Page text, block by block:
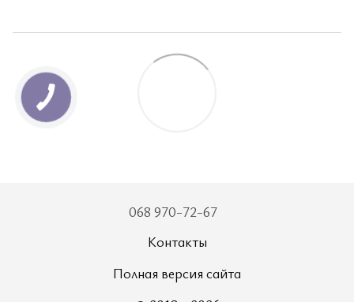
068 970-72-67
Контакты
Полная версия сайта